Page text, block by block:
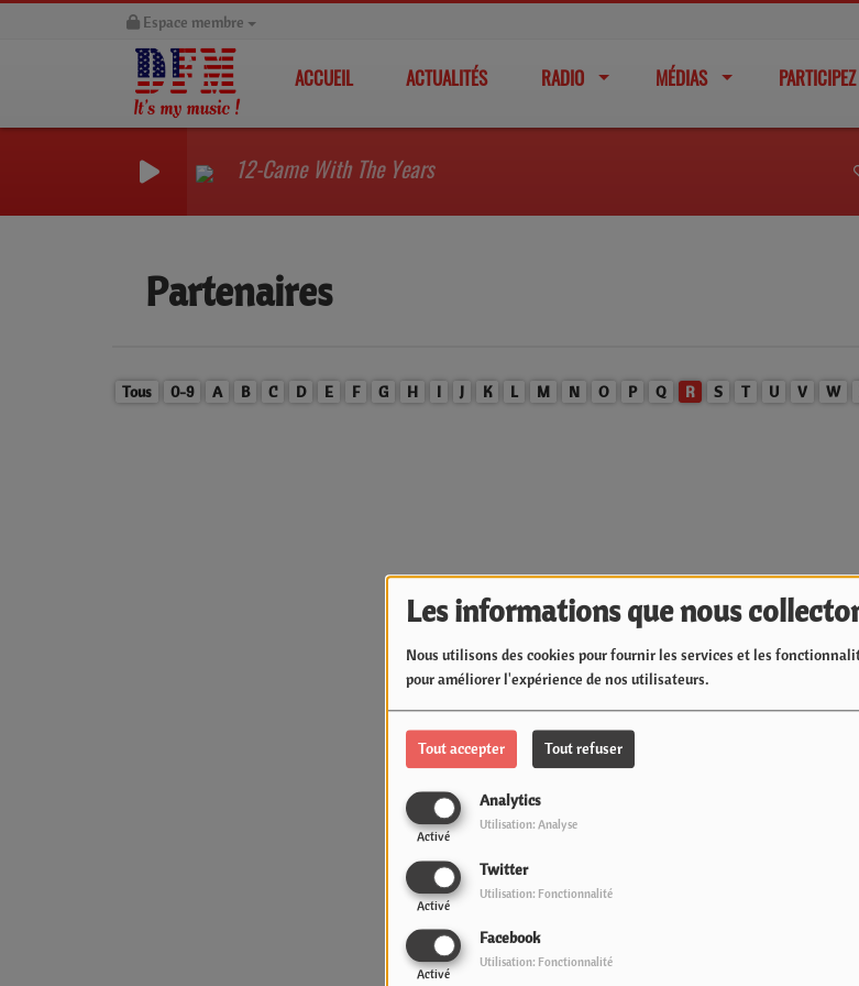
Les informations que nous
Nous utilisons des cookies pour fournir les services et les
pour améliorer l'expérience de nos utilisateurs.
Tout accepter Tout refuser
Analytics
Activé
Utilisation: Analyse
Twitter
Activé
Utilisation: Fonctionnalité
Facebook
Activé
Utilisation: Fonctionnalité
Espace membre
ACCUEIL ACTUALITÉS RADIO MÉDIAS PARTICIPEZ
12-Came With The Years
Partenaires
Tous 0-9 A B C D E F G H I J K L M N O P Q R S T U V W